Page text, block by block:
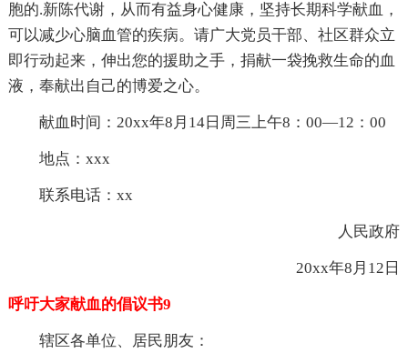
胞的.新陈代谢，从而有益身心健康，坚持长期科学献血，
可以减少心脑血管的疾病。请广大党员干部、社区群众立
即行动起来，伸出您的援助之手，捐献一袋挽救生命的血
液，奉献出自己的博爱之心。
献血时间：20xx年8月14日周三上午8：00—12：00
地点：xxx
联系电话：xx
人民政府
20xx年8月12日
呼吁大家献血的倡议书9
辖区各单位、居民朋友：